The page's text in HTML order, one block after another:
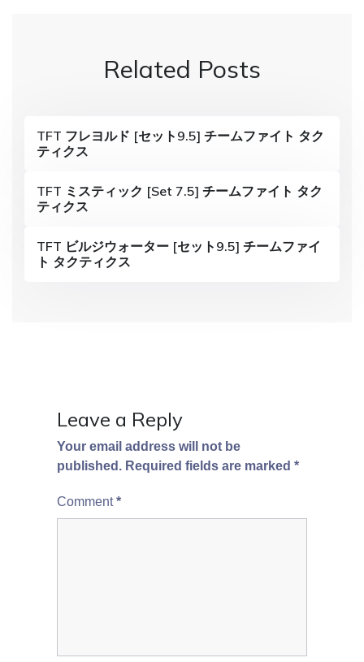
Related Posts
TFT フレヨルド [セット9.5] チームファイト タク
ティクス
TFT ミスティック [Set 7.5] チームファイト タク
ティクス
TFT ビルジウォーター [セット9.5] チームファイ
ト タクティクス
Leave a Reply
Your email address will not be
published. Required fields are marked *
Comment*